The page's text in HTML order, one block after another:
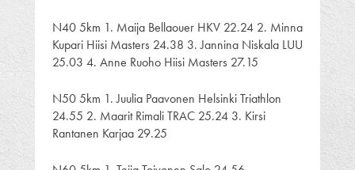
N40 5km 1. Maija Bellaouer HKV 22.24 2. Minna
Kupari Hiisi Masters 24.38 3. Jannina Niskala LUU
25.03 4. Anne Ruoho Hiisi Masters 27.15
N50 5km 1. Juulia Paavonen Helsinki Triathlon
24.55 2. Maarit Rimali TRAC 25.24 3. Kirsi
Rantanen Karjaa 29.25